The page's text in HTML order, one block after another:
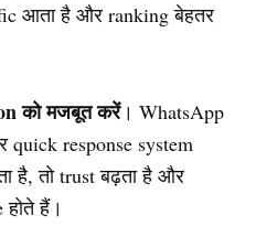
आता है और ranking बेहतर
को मजबूत करें। WhatsApp
response system
है, तो trust बढ़ता है और
हैं।